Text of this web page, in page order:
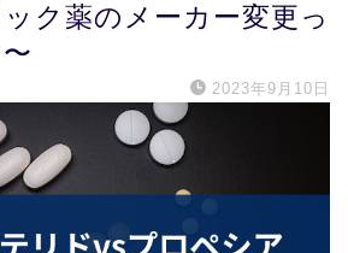
ク薬のメーカー変更っ
2023年9月10日